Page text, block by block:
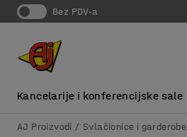
bez PDV-a
Kancelarije i konferencijske sale
AJ Proizvodi Svlačionice i garderobe